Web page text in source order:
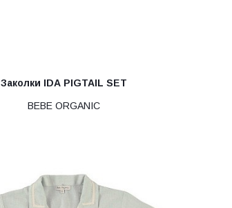
Заколки IDA PIGTAIL SET
BEBE ORGANIC